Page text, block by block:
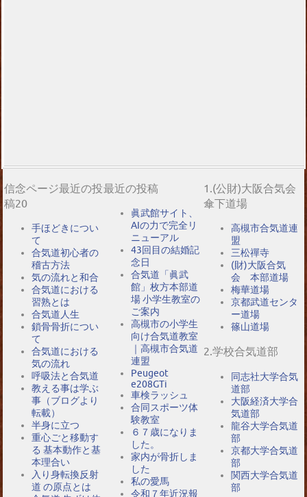
信念ページ最近の投
稿20
手ほどきについ
て
合気道初心者の
稽古方法
気の流れと和合
合気道における
習熟とは
合気道人生
鎖骨骨折につい
て
合気道における
気の流れ
呼吸法と合気道
教える事は学ぶ
事（ブログより
転載）
半身に立つ
重心ごと移動す
る 基本動作と基
本理合い
入り身転換反射
道 の原点とは
最近の投稿
眞武館サイト、
AIの力で完全リ
ニューアル
43回目の結婚記
念日
合気道「眞武
館」枚方本部道
場 小学生教室の
ご案内
高槻市の小学生
向け合気道教室
｜高槻市合気道
連盟
Peugeot
e208GTi
車検ラッシュ
合同スポーツ体
験教室
６７歳になりま
した。
家内が骨折しま
した
私の愛馬
令和７年近況報
1.(公財)大阪合気会
傘下道場
高槻市合気道連
盟
三松禪寺
(財)大阪合気
会 本部道場
梅華道場
京都武道センタ
ー道場
篠山道場
2.学校合気道部
同志社大学合気
道部
大阪経済大学合
気道部
龍谷大学合気道
部
京都大学合気道
部
関西大学合気道
部